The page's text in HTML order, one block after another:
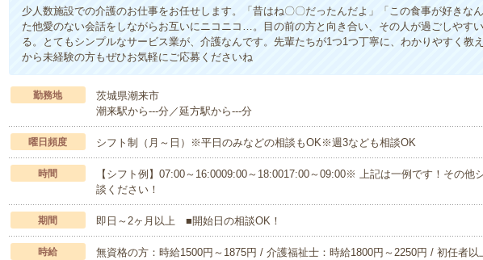
少人数施設での介護のお仕事をお任せします。「昔はね〇〇だったんだよ」「この食事が好きな
た他愛のない会話をしながらお互いにニコニコ…。目の前の方と向き合い、その人が過ごしやす
る。とてもシンプルなサービス業が、介護なんです。先輩たちが1つ1つ丁寧に、わかりやすく教
から未経験の方もぜひお気軽にご応募くださいね
勤務地
茨城県潮来市
潮来駅から---分／延方駅から---分
曜日頻度 シフト制（月～日）※平日のみなどの相談もOK※週3なども相談OK
時間
【シフト例】07:00～16:0009:00～18:0017:00～09:00※ 上記は一例です！その他
談ください！
期間 即日～2ヶ月以上 ■開始日の相談OK！
時給 無資格の方：時給1500円～1875円 / 介護福祉士：時給1800円～2250円 / 初任者以